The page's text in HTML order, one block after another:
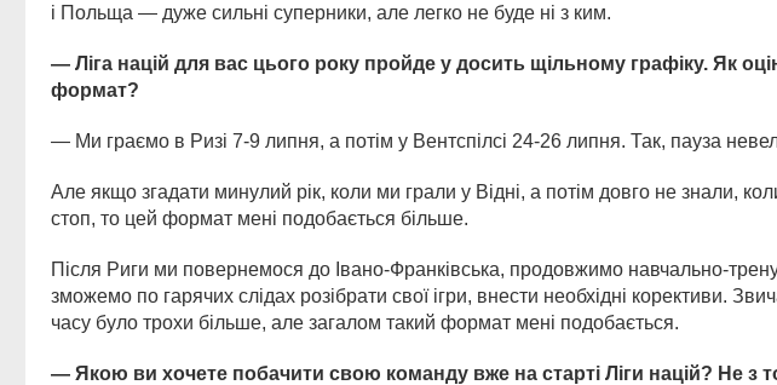
і Польща — дуже сильні суперники, але легко не буде ні з ким.
— Ліга націй для вас цього року пройде у досить щільному графіку. Як
формат?
— Ми граємо в Ризі 7-9 липня, а потім у Вентспілсі 24-26 липня. Так, пауза
Але якщо згадати минулий рік, коли ми грали у Відні, а потім довго не знали,
стоп, то цей формат мені подобається більше.
Після Риги ми повернемося до Івано-Франківська, продовжимо навчально-
зможемо по гарячих слідах розібрати свої ігри, внести необхідні корективи.
часу було трохи більше, але загалом такий формат мені подобається.
— Якою ви хочете побачити свою команду вже на старті Ліги націй? Не з